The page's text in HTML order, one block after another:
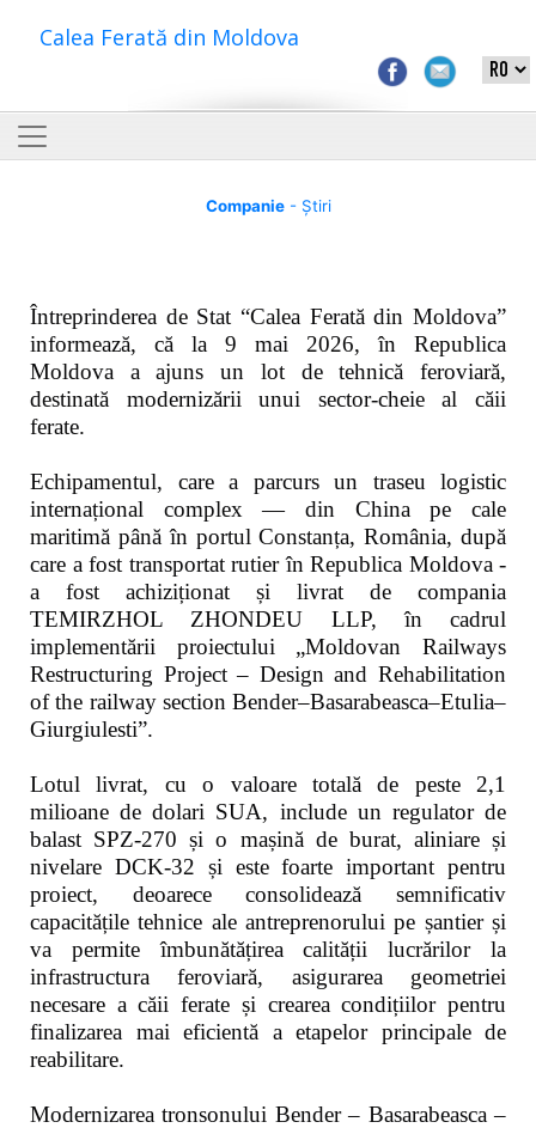
Calea Ferată din Moldova
Companie- Știri
Întreprinderea de Stat “Calea Ferată din Moldova”
informează, că la 9 mai 2026, în Republica
Moldova a ajuns un lot de tehnică feroviară,
destinată modernizării unui sector-cheie al căii
ferate.
Echipamentul, care a parcurs un traseu logistic
internațional complex — din China pe cale
maritimă până în portul Constanța, România, după
care a fost transportat rutier în Republica Moldova -
a fost achiziționat și livrat de compania
TEMIRZHOL ZHONDEU LLP, în cadrul
implementării proiectului „Moldovan Railways
Restructuring Project – Design and Rehabilitation
of the railway section Bender–Basarabeasca–Etulia–
Giurgiulesti”.
Lotul livrat, cu o valoare totală de peste 2,1
milioane de dolari SUA, include un regulator de
balast SPZ-270 și o mașină de burat, aliniare și
nivelare DCK-32 și este foarte important pentru
proiect, deoarece consolidează semnificativ
capacitățile tehnice ale antreprenorului pe șantier și
va permite îmbunătățirea calității lucrărilor la
infrastructura feroviară, asigurarea geometriei
necesare a căii ferate și crearea condițiilor pentru
finalizarea mai eficientă a etapelor principale de
reabilitare.
Modernizarea tronsonului Bender – Basarabeasca –